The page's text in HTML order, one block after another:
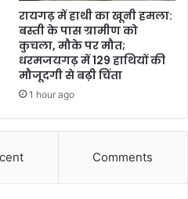
रायगढ़ में हाथी का खूनी हमला:
बस्ती के पास ग्रामीण को
कुचला, मौके पर मौत;
धरमजयगढ़ में 129 हाथियों की
मौजूदगी से बढ़ी चिंता
1 hour ago
Comments